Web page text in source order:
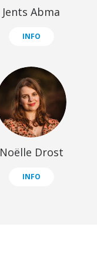
Jents Abma
INFO
Noëlle Drost
INFO